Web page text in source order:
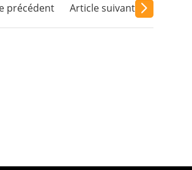
précédent Article suivant